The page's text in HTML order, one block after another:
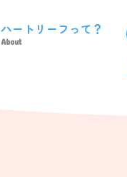
ハートリーフって？
About